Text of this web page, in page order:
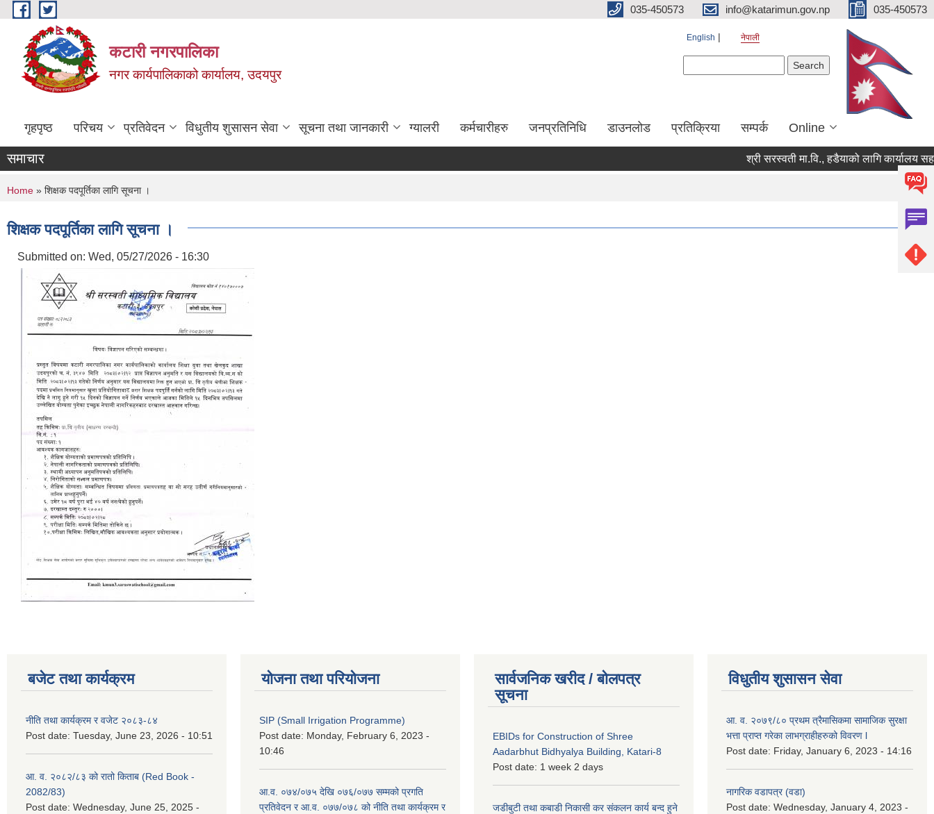
Skip to main content 035-450573 info@katarimun.gov.np 035-450573
कटारी नगरपालिका
नगर कार्यपालिकाको कार्यालय, उदयपुर
English नेपाली
गृहपृष्ठ परिचय प्रतिवेदन विधुतीय शुसासन सेवा सूचना तथा जानकारी ग्यालरी कर्मचारीहरु जनप्रतिनिधि डाउनलोड प्रतिक्रिया सम्पर्क Online
समाचार श्री सरस्वती मा.वि., हडैयाको लागि कार्यालय
You are here
Home » शिक्षक पदपूर्तिका लागि सूचना ।
शिक्षक पदपूर्तिका लागि सूचना ।
Submitted on: Wed, 05/27/2026 - 16:30
बजेट तथा कार्यक्रम
नीति तथा कार्यक्रम र वजेट २०८३-८४
Post date: Tuesday, June 23, 2026 - 10:51
आ. व. २०८२/८३ को रातो किताब (Red Book -
2082/83)
Post date: Wednesday, June 25, 2025 -
योजना तथा परियोजना
SIP (Small Irrigation Programme)
Post date: Monday, February 6, 2023 -
10:46
आ.व. ०७४/०७५ देखि ०७६/०७७ सम्मको प्रगति
प्रतिवेदन र आ.व. ०७७/०७८ को नीति तथा कार्यक्रम र
सार्वजनिक खरीद / बोलपत्र
सूचना
EBIDs for Construction of Shree
Aadarbhut Bidhyalya Building, Katari-8
Post date: 1 week 2 days
जडीबुटी तथा कबाडी निकासी कर संकलन कार्य बन्द हुने
विधुतीय शुसासन सेवा
आ. व. २०७९/८० प्रथम त्रैमासिकमा सामाजिक सुरक्षा
भत्ता प्राप्त गरेका लाभग्राहीहरुको विवरण l
Post date: Friday, January 6, 2023 - 14:16
नागरिक वडापत्र (वडा)
Post date: Wednesday, January 4, 2023 -